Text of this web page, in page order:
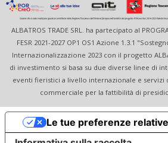
ALBATROS TRADE SRL. ha partecipato al
FESR 2021-2027 OP1 OS1 Azione 1.3.1
Internazionalizzazione 2023 con il progetto
di investimento si basa su due diverse linee di
eventi fieristici a livello internazionale e servizi
commerciale per la fattibilità di
Le tue preferenze